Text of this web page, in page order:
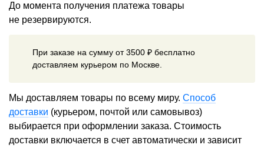
До момента получения платежа товары
не резервируются.
При заказе на сумму от 3500 ₽ бесплатно
доставляем курьером по Москве.
Мы доставляем товары по всему миру. Способ
доставки (курьером, почтой или самовывоз)
выбирается при оформлении заказа. Стоимость
доставки включается в счет автоматически и зависит